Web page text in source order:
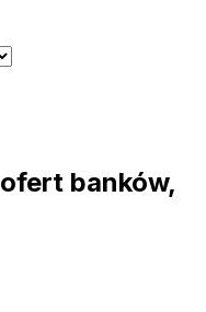
ofert banków,